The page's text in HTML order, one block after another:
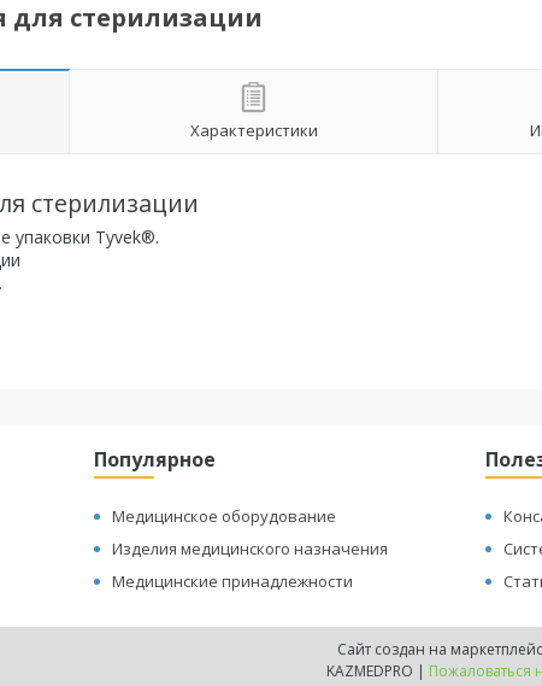
для стерилизации
Характеристики
стерилизации
упаковки Tyvek®.
Популярное
Медицинское оборудование
Изделия медицинского назначения
Медицинские принадлежности
Сайт создан на
KAZMEDPRO | Пожаловаться